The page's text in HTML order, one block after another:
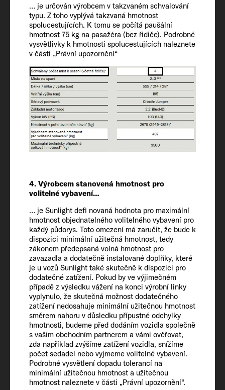
… je určován výrobcem v takzvaném schvalování
typu. Z toho vyplývá takzvaná hmotnost
spolucestujících. K tomu se počítá paušální
hmotnost 75 kg na pasažéra (bez řidiče). Podrobné
vysvětlivky k hmotnosti spolucestujících naleznete
v části „Právní upozornění“
4. Výrobcem stanovená hmotnost pro
volitelné vybavení…
… je Sunlight defi novaná hodnota pro maximální
hmotnost objednatelného volitelného vybavení pro
každý půdorys. Toto omezení má zaručit, že bude k
dispozici minimální užitečná hmotnost, tedy
zákonem předepsaná volná hmotnost pro
zavazadla a dodatečně instalované doplňky, které
je u vozů Sunlight také skutečně k dispozici pro
dodatečné zatížení. Pokud by ve výjimečném
případě z výsledku vážení na konci výrobní linky
vyplynulo, že skutečná možnost dodatečného
zatížení nedosahuje minimální užitečnou hmotnost
směrem nahoru v důsledku přípustné odchylky
hmotnosti, budeme před dodáním vozidla společně
s vaším obchodním partnerem a vámi ověřovat,
zda například zvýšíme zatížení vozidla, snížíme
počet sedadel nebo vyjmeme volitelné vybavení.
Podrobné vysvětlení dopadu tolerancí na
minimální užitečnou hmotnost a užitečnou
hmotnost naleznete v části „Právní upozornění“.
Hmotnost v pohotovostním stavu* (kg)
2593 (2463 to 2723)*
Hmotnost stanovená výrobcem pro
volitelné vybavení* (kg)
573
Nejvyšší technicky přípustná hmotnost*
(kg)
3500
(volitelné)
Povolená hmotnost přívěsu 12 %
nebrzděného/brzděného
2000 / 750
Pneumatiky
215/70 R 15 CP
Rozvor
345